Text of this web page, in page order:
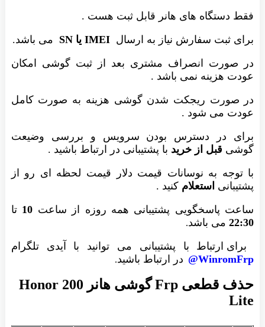
های هانر قابل ثبت هست .
سفارش نیاز به ارسالIMEI یا SN
می باشد.
انصراف مشتری بعد از ثبت گوشی امکان
نمی باشد .
ریجکت شدن گوشی هزینه به صورت کامل
شود .
دسترس بودن سرویس و بررسی وضیعت
قبل از خریدبا پشتیبانی در ارتباط باشید .
به نوسانات قیمت دلار قیمت لحظه ای رو از
استعلامکنید .
پشتیبانی همه روزه از ساعت 10تا
باشد.
با پشتیبانی می توانید با آیدی تلگرام
در ارتباط باشید.
حذف قطعی Frp گوشی هانر Honor 200